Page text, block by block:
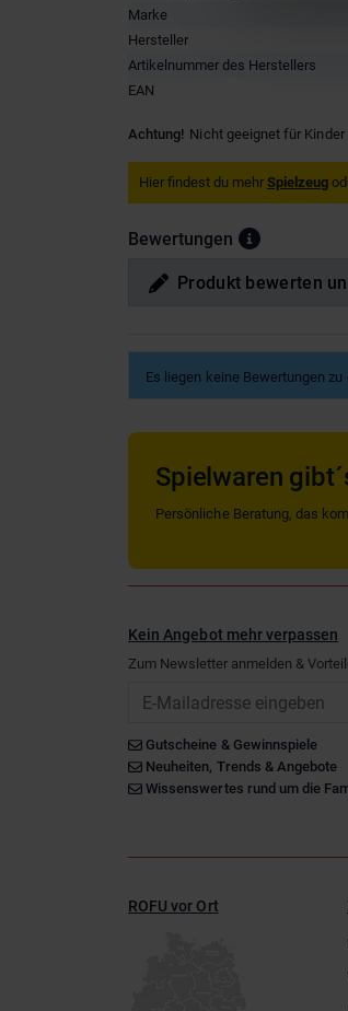
Marke
Hersteller
Artikelnummer des Herstellers
EAN
Achtung! Nicht geeignet für
Hier findest du mehr Spielzeug
Bewertungen
Produkt bewerten
Es liegen keine Bewertungen zu
Spielwaren
Persönliche Beratung, das
Kein Angebot mehr verpassen
Zum Newsletter anmelden &
Gutscheine & Gewinnspiele
Neuheiten, Trends & Angebote
Wissenswertes rund um die
ROFU vor Ort